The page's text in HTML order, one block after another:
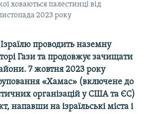
ховаються палестинці від
2023 року
проводить наземну
Гази та продовжує зачищати
7 жовтня 2023 року
«Хамас» (включене до
організацій у США та ЄС)
напавши на ізраїльські міста і